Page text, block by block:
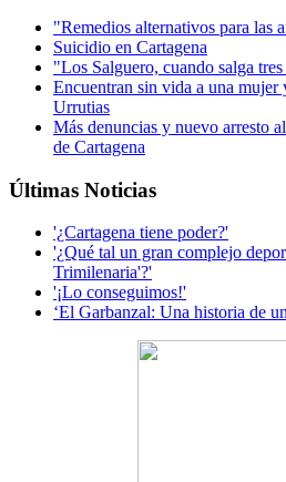
"Remedios alternativos para las
Suicidio en Cartagena
"Los Salguero, cuando salga tres
Encuentran sin vida a una mujer
Urrutias
Más denuncias y nuevo arresto
de Cartagena
Últimas Noticias
'¿Cartagena tiene poder?'
'¿Qué tal un gran complejo
Trimilenaria'?'
'¡Lo conseguimos!'
‘El Garbanzal: Una historia de